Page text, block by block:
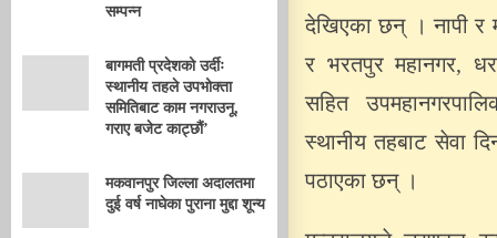
सम्पन्न
बागमती प्रदेशको उर्दीः
स्थानीय तहले उपभोक्ता
समितिबाट काम नगराउनू,
गराए बजेट काट्छौं’
मकवानपुर जिल्ला अदालतमा
दुई वर्ष नाघेका पुराना मुद्दा शून्य
देखिएका छन् । नापी र
र भरतपुर महानगर,
सहित
स्थानीय तहबाट सेवा
पठाएका छन् ।